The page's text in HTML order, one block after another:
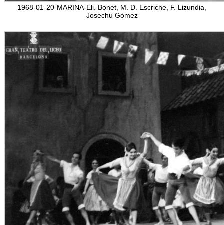
1968-01-20-MARINA-Eli. Bonet, M. D. Escriche, F. Lizundia,
Josechu Gómez